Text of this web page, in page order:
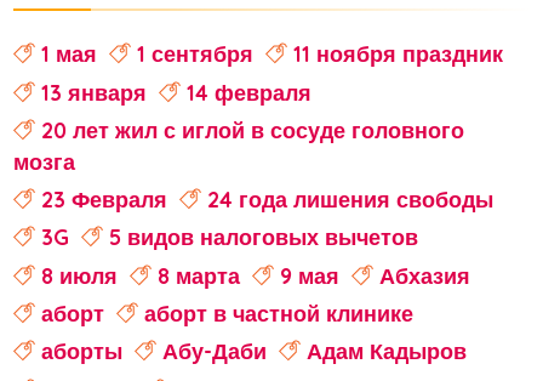
1 мая 1 сентября
11 ноября праздник
13 января
14 февраля
20 лет жил с иглой в сосуде головного
мозга
23 Февраля
24 года лишения свободы
3G
5 видов налоговых вычетов
8 июля
8 марта 9 мая
Абхазия
аборт
аборт в частной клинике
аборты
Абу-Даби
Адам Кадыров